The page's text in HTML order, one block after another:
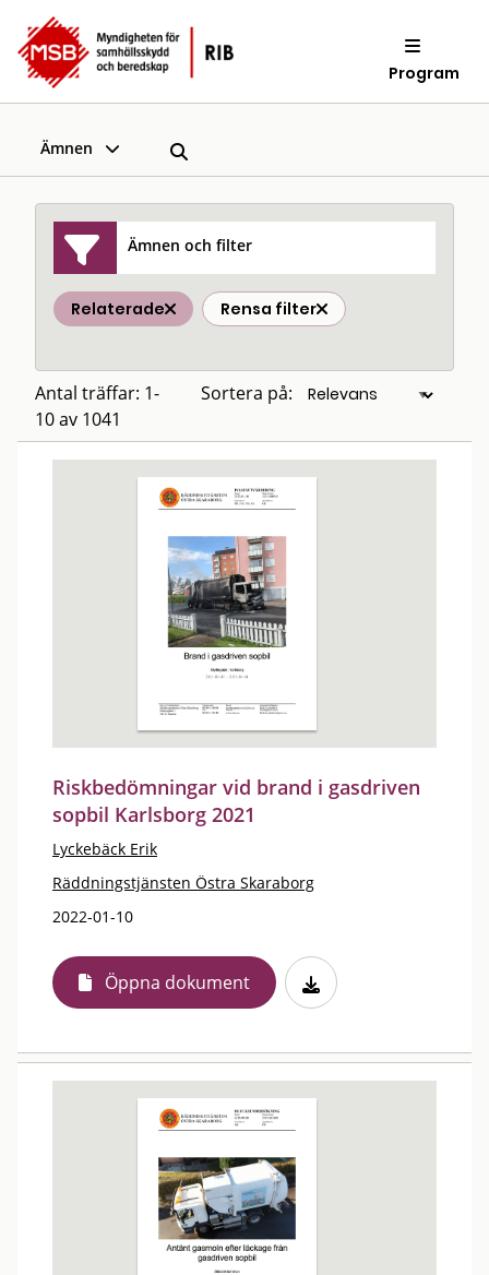
Program
Ämnen
Ämnen och filter
Relaterade Rensa filter
Antal träffar: 1-
10 av 1041
Sortera på:
Riskbedömningar vid brand i gasdriven
sopbil Karlsborg 2021
Lyckebäck Erik
Räddningstjänsten Östra Skaraborg
2022-01-10
Öppna dokument